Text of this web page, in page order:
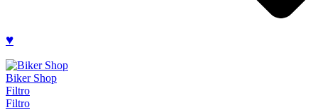
♥
Biker Shop
Filtro
Filtro